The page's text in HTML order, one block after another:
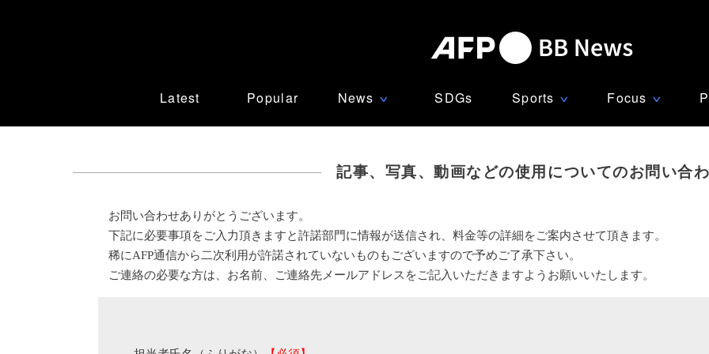
Latest Popular News ∨ SDGs Sports ∨ Focus ∨
記事、写真、動画などの使用についてのお問い合
お問い合わせありがとうございます。
下記に必要事項をご入力頂きますと許諾部門に情報が送信され、料金等の詳細をご案内させて頂きます。
稀にAFP通信から二次利用が許諾されていないものもございますので予めご了承下さい。
ご連絡の必要な方は、お名前、ご連絡先メールアドレスをご記入いただきますようお願いいたします。